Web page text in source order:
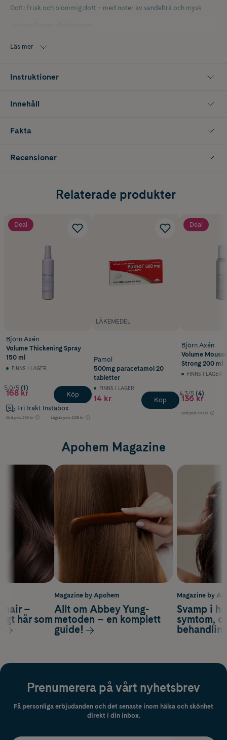
Doft: Frisk och blommig doft – med noter av sandelträ och mysk
Läs mer
Instruktioner
Innehåll
Fakta
Recensioner
Relaterade produkter
Deal
Björn Axén
Volume Thickening Spray
150 ml
FINNS I LAGER
5.0/5 (1)
168 kr
Fri frakt Instabox
Ord.pris 210 kr Lägsta pris 208 kr
Köp
LÄKEMEDEL
Pamol
500mg paracetamol 20
tabletter
FINNS I LAGER
14 kr Köp
Deal
Björn Axén
Volume
Strong 200 ml
FINNS I LAGER
4.3/5 (4)
136 kr
Ord.pris 170 kr
Apohem Magazine
Magazine by
Svamp i
symtom,
hair –
hår som
Magazine by Apohem
Allt om Abbey Yung-
metoden – en komplett
guide!
Prenumerera på vårt nyhetsbrev
Få personliga erbjudanden och det senaste inom hälsa och skönhet
direkt i din inbox.